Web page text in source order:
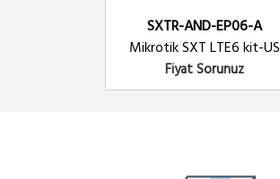
SXTR-AND-EP06-A
Mikrotik SXT LTE6 kit-US
Fiyat Sorunuz